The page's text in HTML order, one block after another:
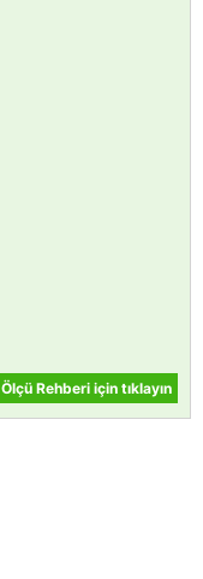
Ölçü Rehberi için tıklayın